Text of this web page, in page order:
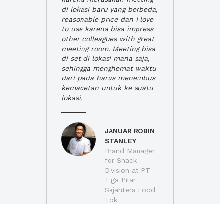
di lokasi baru yang berbeda,
reasonable price dan I love
to use karena bisa impress
other colleagues with great
meeting room. Meeting bisa
di set di lokasi mana saja,
sehingga menghemat waktu
dari pada harus menembus
kemacetan untuk ke suatu
lokasi.
JANUAR ROBIN
STANLEY
Brand Manager
for Snack
Division at PT
Tiga Pilar
Sejahtera Food
Tbk